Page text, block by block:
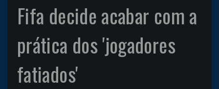
Fifa decide acabar com a
prática dos 'jogadores
fatiados'